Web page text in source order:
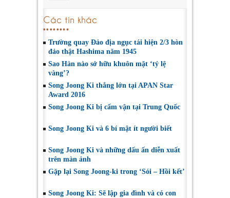
Các tin khác
Trường quay Đảo địa ngục tái hiện 2/3 hòn
đảo thật Hashima năm 1945
Sao Hàn nào sở hữu khuôn mặt ‘tỷ lệ
vàng’?
Song Joong Ki thắng lớn tại APAN Star
Award 2016
Song Joong Ki bị cấm vận tại Trung Quốc
Song Joong Ki và 6 bí mật ít người biết
Song Joong Ki và những dấu ấn diễn xuất
trên màn ảnh
Gặp lại Song Joong-ki trong ‘Sói – Hồi kết’
Song Joong Ki: Sẽ lập gia đình và có con